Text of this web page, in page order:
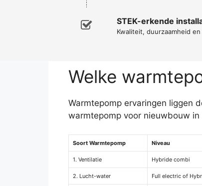
STEK-erkende
Kwaliteit, duurzaamheid
Welke
Warmtepomp ervaringen liggen
warmtepomp voor nieuwbouw
Soort Warmtepomp Niveau
1. Ventilatie Hybride combi
2. Lucht-water Full electric of